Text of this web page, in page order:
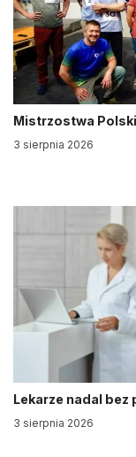
Mistrzostwa
3 sierpnia 2026
Lekarze nadal bez
3 sierpnia 2026